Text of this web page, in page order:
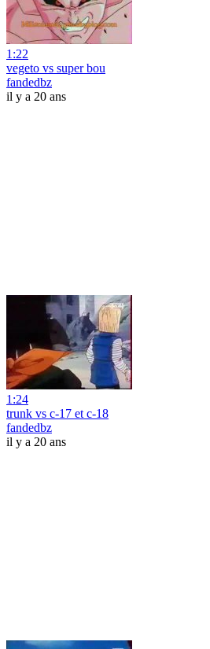
1:22
vegeto vs super bou
fandedbz
il y a 20 ans
1:24
trunk vs c-17 et c-18
fandedbz
il y a 20 ans